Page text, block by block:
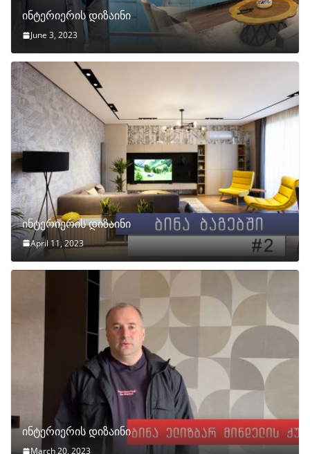
ინტერიერის დიზაინი
June 3, 2023
ინტერიერის დიზაინი
April 11, 2023
ინტერიერის დიზაინი
March 20, 2023